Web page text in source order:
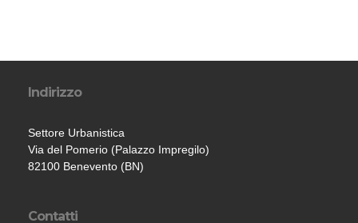
Indirizzo
Settore Urbanistica
Via del Pomerio (Palazzo Impregilo)
82100 Benevento (BN)
Contatti